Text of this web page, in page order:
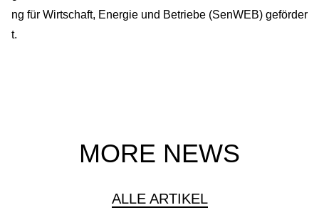
ng für Wirtschaft, Energie und Betriebe (SenWEB) geförder
t.
MORE NEWS
ALLE ARTIKEL